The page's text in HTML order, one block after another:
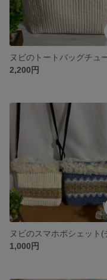
2,200円
1,000円